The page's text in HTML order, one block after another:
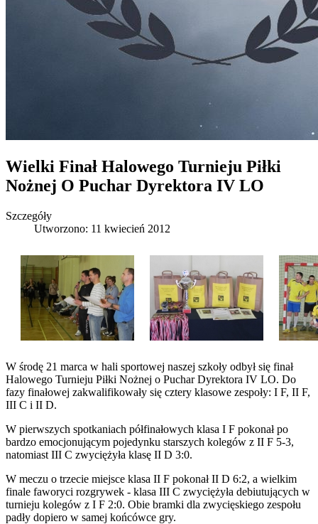
Wielki Finał Halowego Turnieju Piłki
Nożnej O Puchar Dyrektora IV LO
Szczegóły
Utworzono: 11 kwiecień 2012
W środę 21 marca w hali sportowej naszej szkoły odbył się finał
Halowego Turnieju Piłki Nożnej o Puchar Dyrektora IV LO. Do
fazy finałowej zakwalifikowały się cztery klasowe zespoły: I F, II F,
III C i II D.
W pierwszych spotkaniach półfinałowych klasa I F pokonał po
bardzo emocjonującym pojedynku starszych kolegów z II F 5-3,
natomiast III C zwyciężyła klasę II D 3:0.
W meczu o trzecie miejsce klasa II F pokonał II D 6:2, a wielkim
finale faworyci rozgrywek - klasa III C zwyciężyła debiutujących w
turnieju kolegów z I F 2:0. Obie bramki dla zwycięskiego zespołu
padły dopiero w samej końcówce gry.